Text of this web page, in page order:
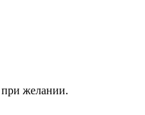
желании.